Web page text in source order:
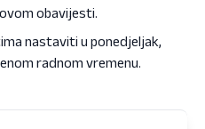
obavijesti.
nastaviti u ponedjeljak,
radnom vremenu.